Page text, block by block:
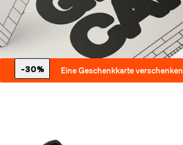
Eine Geschenkkarte verschenken
-30%